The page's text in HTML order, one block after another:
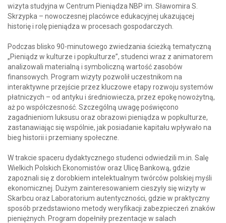
wizyta studyjna w Centrum Pieniądza NBP im. Sławomira S.
Skrzypka – nowoczesnej placówce edukacyjnej ukazującej
historię i rolę pieniądza w procesach gospodarczych.
Podczas blisko 90-minutowego zwiedzania ścieżką tematyczną
„Pieniądz w kulturze i popkulturze”, studenci wraz z animatorem
analizowali materialną i symboliczną wartość zasobów
finansowych. Program wizyty pozwolił uczestnikom na
interaktywne przejście przez kluczowe etapy rozwoju systemów
płatniczych – od antyku i średniowiecza, przez epokę nowożytną,
aż po współczesność. Szczególną uwagę poświęcono
zagadnieniom luksusu oraz obrazowi pieniądza w popkulturze,
zastanawiając się wspólnie, jak posiadanie kapitału wpływało na
bieg historii i przemiany społeczne.
W trakcie spaceru dydaktycznego studenci odwiedzili m.in. Salę
Wielkich Polskich Ekonomistów oraz Ulicę Bankową, gdzie
zapoznali się z dorobkiem intelektualnym twórców polskiej myśli
ekonomicznej. Dużym zainteresowaniem cieszyły się wizyty w
Skarbcu oraz Laboratorium autentyczności, gdzie w praktyczny
sposób przedstawiono metody weryfikacji zabezpieczeń znaków
pieniężnych. Program dopełniły prezentacje w salach